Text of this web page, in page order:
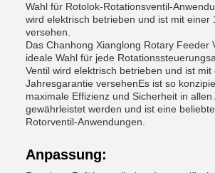
Wahl für Rotolok-Rotationsventil-
wird elektrisch betrieben und ist mit einer
versehen.
Das Chanhong Xianglong Rotary Feeder
ideale Wahl für jede
Ventil wird elektrisch betrieben und ist mit
Jahresgarantie versehenEs ist so
maximale Effizienz und Sicherheit in allen
gewährleistet werden und ist eine
Rotorventil-Anwendungen.
Anpassung: